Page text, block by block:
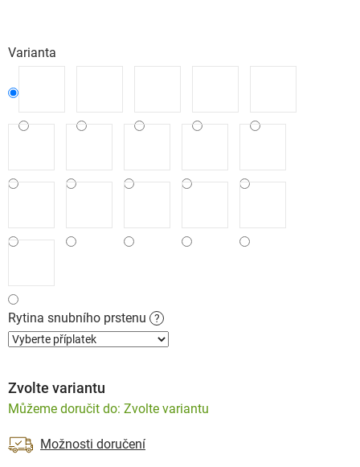
Varianta
Rytina snubního prstenu ?
Zvolte variantu
Zvolte variantu
Možnosti doručení